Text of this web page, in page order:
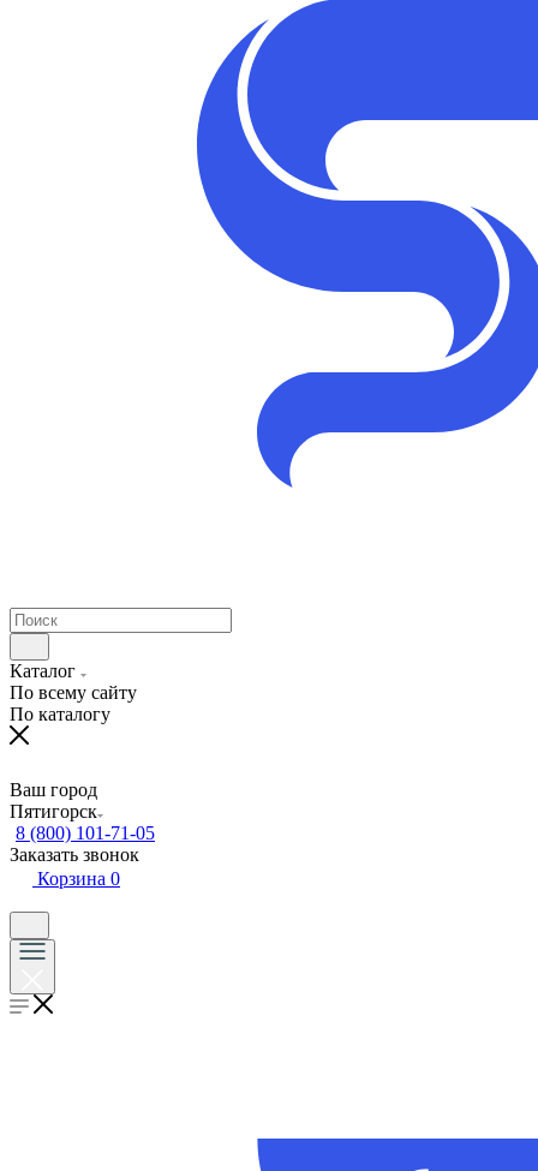
Каталог
По всему сайту
По каталогу
Ваш город
Пятигорск
8 (800) 101-71-05
Заказать звонок
Корзина 0